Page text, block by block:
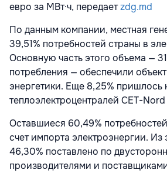
евро за МВт·ч, передаетzdg.md
По данным компании, местная
39,51% потребностей страны в
Основную часть этого объема —
потребления — обеспечили
энергетики. Еще 8,25% пришлось
теплоэлектроцентралей CET-Nord
Оставшиеся 60,49%
счет импорта электроэнергии. Из
46,30% поставлено по
производителями и